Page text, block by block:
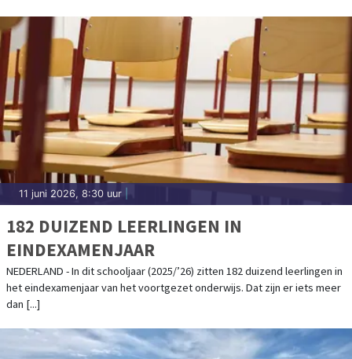
11 juni 2026, 8:30 uur
182 DUIZEND LEERLINGEN IN
EINDEXAMENJAAR
NEDERLAND - In dit schooljaar (2025/’26) zitten 182 duizend leerlingen in
het eindexamenjaar van het voortgezet onderwijs. Dat zijn er iets meer
dan [...]